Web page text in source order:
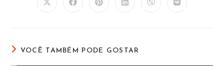
Abre Abre Abre Abre Abre Abre
VOCÊ TAMBÉM PODE GOSTAR